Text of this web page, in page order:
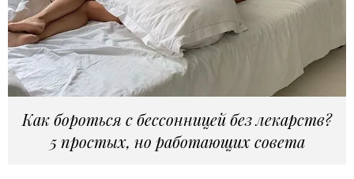
Как бороться с бессонницей без лекарств?
5 простых, но работающих совета